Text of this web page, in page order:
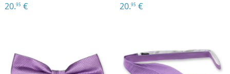
20.95 € 20.95 €